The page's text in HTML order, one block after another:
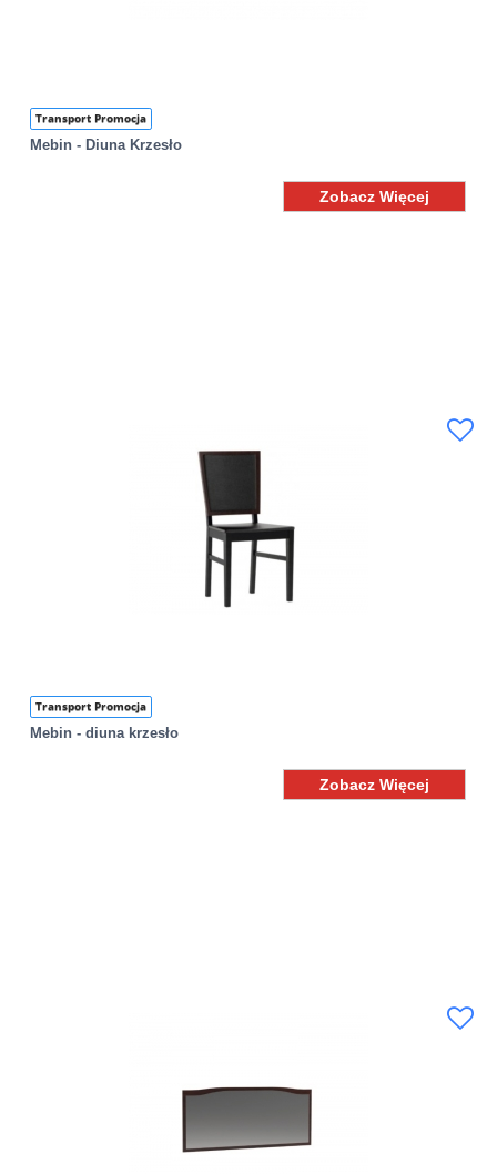
Transport Promocja
Mebin - Diuna Krzesło
Zobacz Więcej
Transport Promocja
Mebin - diuna krzesło
Zobacz Więcej